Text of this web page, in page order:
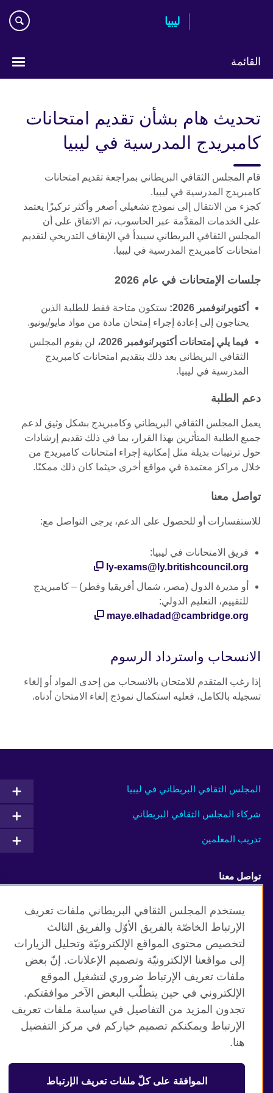
ليبيا
القائمة
language
تحديث هام بشأن تقديم امتحانات
كامبريدج المدرسية في ليبيا
قام المجلس الثقافي البريطاني بمراجعة تقديم امتحانات
كامبريدج المدرسية في ليبيا.
كجزء من الانتقال إلى نموذج تشغيلي أصغر وأكثر تركيزًا يعتمد
على الخدمات المقدَّمة عبر الحاسوب، تم الاتفاق على أن
المجلس الثقافي البريطاني سيبدأ في الإيقاف التدريجي لتقديم
امتحانات كامبريدج المدرسية في ليبيا.
جلسات الإمتحانات في عام 2026
أكتوبر/نوفمبر 2026:
ستكون متاحة فقط للطلبة الذين
يحتاجون إلى إعادة إجراء إمتحان مادة من مواد مايو/يونيو.
فيما يلي إمتحانات أكتوبر/نوفمبر 2026،
لن يقوم المجلس
الثقافي البريطاني بعد ذلك بتقديم امتحانات كامبريدج
المدرسية في ليبيا.
دعم الطلبة
يعمل المجلس الثقافي البريطاني وكامبريدج بشكل وثيق لدعم
جميع الطلبة المتأثرين بهذا القرار، بما في ذلك تقديم إرشادات
حول ترتيبات بديلة مثل إمكانية إجراء امتحانات كامبريدج من
خلال مراكز معتمدة في مواقع أخرى حيثما كان ذلك ممكنًا.
تواصل معنا
للاستفسارات أو للحصول على الدعم، يرجى التواصل مع:
فريق الامتحانات في ليبيا:
ly-exams@ly.britishcouncil.org
أو مديرة الدول (مصر، شمال أفريقيا وقطر) – كامبريدج
للتقييم، التعليم الدولي:
maye.elhadad@cambridge.org
الانسحاب واسترداد الرسوم
إذا رغب المتقدم للامتحان بالانسحاب من إحدى المواد أو إلغاء
تسجيله بالكامل، فعليه استكمال نموذج إلغاء الامتحان أدناه.
المجلس الثقافي البريطاني في ليبيا
شركاء المجلس الثقافي البريطاني
تدريب المعلمين
تواصل معنا
Facebook Twitter
Vimeo TikTok
موقع المجلس الثقافي البريطاني العالمي
الخصوصية وشروط الاستخدام
ملفات تعريف الإرتباط
خارطة الموقع
يستخدم المجلس الثقافي البريطاني ملفات تعريف
الإرتباط الخاصّة بالفريق الأوّل والفريق الثالث
لتخصيص محتوى المواقع الإلكترونيّة وتحليل الزيارات
إلى مواقعنا الإلكترونيّة وتصميم الإعلانات. إنّ بعض
ملفات تعريف الإرتباط ضروري لتشغيل الموقع
الإلكتروني في حين يتطلّب البعض الآخر موافقتكم.
تجدون المزيد من التفاصيل في سياسة ملفات تعريف
الإرتباط ويمكنكم تصميم خياركم في مركز التفضيل
هنا.
الموافقة على كلّ ملفات تعريف الإرتباط